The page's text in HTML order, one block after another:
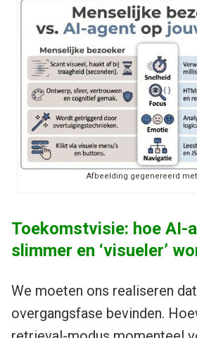
Afbeelding gegenereerd met
Toekomstvisie: hoe AI-
slimmer en ‘visueler’
We moeten ons realiseren
overgangsfase bevinden.